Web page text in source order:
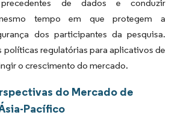
de dados e conduzir
tempo em que protegem a
dos participantes da pesquisa.
políticas regulatórias para aplicativos de
o crescimento do mercado.
do Mercado de
Pacífico